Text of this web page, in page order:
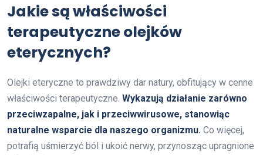
Jakie są właściwości
terapeutyczne olejków
eterycznych?
Olejki eteryczne to prawdziwy dar natury, obfitujący w cenne
właściwości terapeutyczne. Wykazują działanie zarówno
przeciwzapalne, jak i przeciwwirusowe, stanowiąc
naturalne wsparcie dla naszego organizmu. Co więcej,
potrafią uśmierzyć ból i ukoić nerwy, przynosząc upragnione